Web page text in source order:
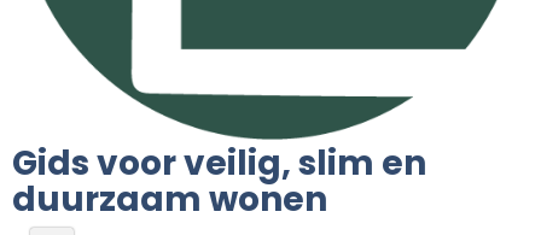
Gids voor veilig, slim en
duurzaam wonen